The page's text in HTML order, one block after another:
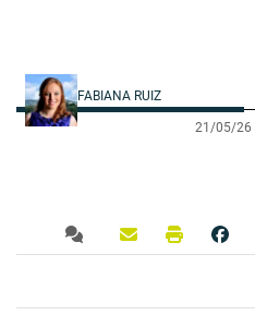
FABIANA RUIZ
21/05/26 |